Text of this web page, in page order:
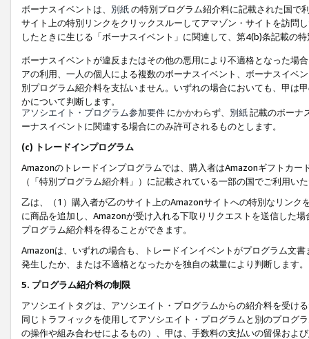
ボーナスイベントは、 別紙の特別プログラム紹介料に記載された国で
サイト上の特別リンクをクリックスルーしてアマゾン・サイトを訪問
したときに生じる「ボーナスイベント」に関連して、第4(b)条記載の
ボーナスイベントが違反またはその他の悪用により不適格となった場
アの利用、一人の個人による複数のボーナスイベント、ボーナスイベ
別プログラム紹介料を支払いません。いずれの場合においても、甲は
かについて判断します。
アソシエイト・プログラム参加要件 にかかわらず、 別紙記載のボーナ
ーナスイベントに関連する場合にのみ許可されるものとします。
(c) トレードインプログラム
Amazonのトレードインプログラムでは、購入者はAmazonギフトカ
（「特別プログラム紹介料」）に記載されている一部の国でご利用い
乙は、（1）購入者が乙のサイト上のAmazonサイトへの特別なリン
に商品を追加し、Amazonが受け入れる下取りリクエストを送信した
プログラム紹介料を得ることができます。
Amazonは、いずれの場合も、トレードインイベントがプログラム文
発生したか、または不適格となったかを独自の裁量により判断します。
5. プログラム紹介料の制限
アソシエイトタグは、アソシエイト・プログラムからの紹介料を受け
同じトラフィックを使用してアソシエイト・プログラムと別のプログ
の操作や組み合わせによるもの）、甲は、手数料の支払いの留保およ